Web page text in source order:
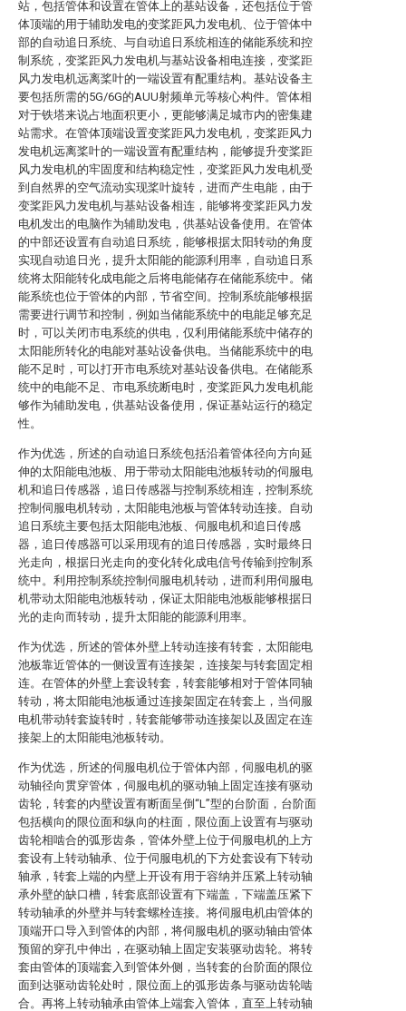
站，包括管体和设置在管体上的基站设备，还包括位于管
体顶端的用于辅助发电的变桨距风力发电机、位于管体中
部的自动追日系统、与自动追日系统相连的储能系统和控
制系统，变桨距风力发电机与基站设备相电连接，变桨距
风力发电机远离桨叶的一端设置有配重结构。基站设备主
要包括所需的5G/6G的AUU射频单元等核心构件。管体相
对于铁塔来说占地面积更小，更能够满足城市内的密集建
站需求。在管体顶端设置变桨距风力发电机，变桨距风力
发电机远离桨叶的一端设置有配重结构，能够提升变桨距
风力发电机的牢固度和结构稳定性，变桨距风力发电机受
到自然界的空气流动实现桨叶旋转，进而产生电能，由于
变桨距风力发电机与基站设备相连，能够将变桨距风力发
电机发出的电脑作为辅助发电，供基站设备使用。在管体
的中部还设置有自动追日系统，能够根据太阳转动的角度
实现自动追日光，提升太阳能的能源利用率，自动追日系
统将太阳能转化成电能之后将电能储存在储能系统中。储
能系统也位于管体的内部，节省空间。控制系统能够根据
需要进行调节和控制，例如当储能系统中的电能足够充足
时，可以关闭市电系统的供电，仅利用储能系统中储存的
太阳能所转化的电能对基站设备供电。当储能系统中的电
能不足时，可以打开市电系统对基站设备供电。在储能系
统中的电能不足、市电系统断电时，变桨距风力发电机能
够作为辅助发电，供基站设备使用，保证基站运行的稳定
性。
作为优选，所述的自动追日系统包括沿着管体径向方向延
伸的太阳能电池板、用于带动太阳能电池板转动的伺服电
机和追日传感器，追日传感器与控制系统相连，控制系统
控制伺服电机转动，太阳能电池板与管体转动连接。自动
追日系统主要包括太阳能电池板、伺服电机和追日传感
器，追日传感器可以采用现有的追日传感器，实时最终日
光走向，根据日光走向的变化转化成电信号传输到控制系
统中。利用控制系统控制伺服电机转动，进而利用伺服电
机带动太阳能电池板转动，保证太阳能电池板能够根据日
光的走向而转动，提升太阳能的能源利用率。
作为优选，所述的管体外壁上转动连接有转套，太阳能电
池板靠近管体的一侧设置有连接架，连接架与转套固定相
连。在管体的外壁上套设转套，转套能够相对于管体同轴
转动，将太阳能电池板通过连接架固定在转套上，当伺服
电机带动转套旋转时，转套能够带动连接架以及固定在连
接架上的太阳能电池板转动。
作为优选，所述的伺服电机位于管体内部，伺服电机的驱
动轴径向贯穿管体，伺服电机的驱动轴上固定连接有驱动
齿轮，转套的内壁设置有断面呈倒“L”型的台阶面，台阶面
包括横向的限位面和纵向的柱面，限位面上设置有与驱动
齿轮相啮合的弧形齿条，管体外壁上位于伺服电机的上方
套设有上转动轴承、位于伺服电机的下方处套设有下转动
轴承，转套上端的内壁上开设有用于容纳并压紧上转动轴
承外壁的缺口槽，转套底部设置有下端盖，下端盖压紧下
转动轴承的外壁并与转套螺栓连接。将伺服电机由管体的
顶端开口导入到管体的内部，将伺服电机的驱动轴由管体
预留的穿孔中伸出，在驱动轴上固定安装驱动齿轮。将转
套由管体的顶端套入到管体外侧，当转套的台阶面的限位
面到达驱动齿轮处时，限位面上的弧形齿条与驱动齿轮啮
合。再将上转动轴承由管体上端套入管体，直至上转动轴